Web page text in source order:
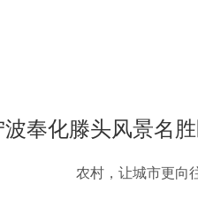
波奉化滕头风景名
农村，让城市更向